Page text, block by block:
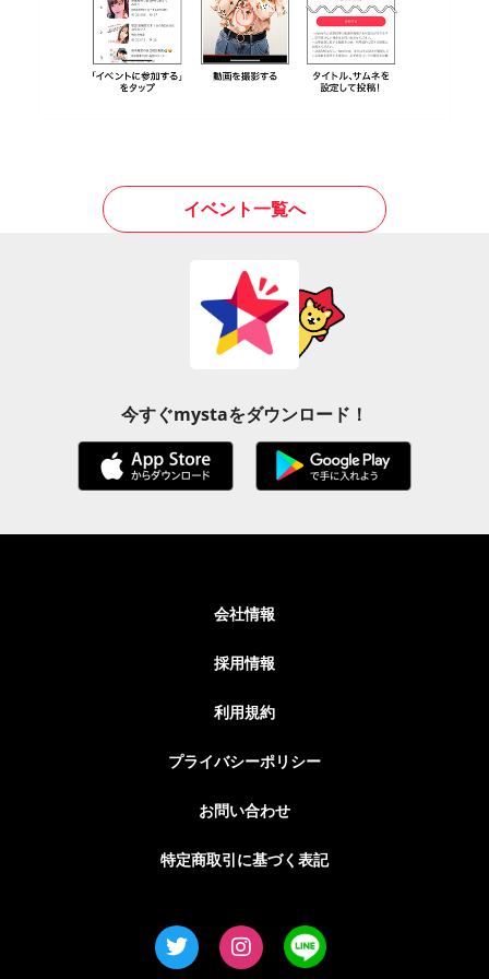
イベント一覧へ
今すぐmystaをダウンロード！
会社情報
採用情報
利用規約
プライバシーポリシー
お問い合わせ
特定商取引に基づく表記